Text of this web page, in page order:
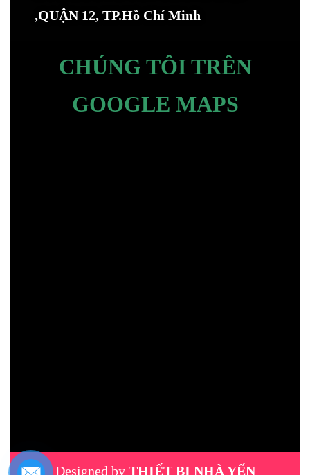
,QUẬN 12, TP.Hồ Chí Minh
CHÚNG TÔI TRÊN
GOOGLE MAPS
Designed by THIẾT BỊ NHÀ YẾN